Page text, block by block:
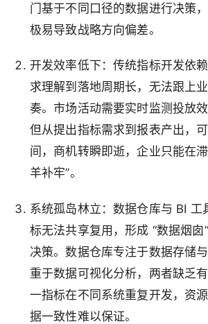
门基于不同口径的数据进行决策，
极易导致战略方向偏差。
开发效率低下 ：传统指标开发依
求理解到落地周期长，无法跟上
奏。市场活动需要实时监测投放效
但从提出指标需求到报表产出，
间，商机转瞬即逝，企业只能在
羊补牢”。
系统孤岛林立 ：数据仓库与 BI 工
标无法共享复用，形成 “数据烟囱
决策。数据仓库专注于数据存储
重于数据可视化分析，两者缺乏
一指标在不同系统重复开发，资
据一致性难以保证。